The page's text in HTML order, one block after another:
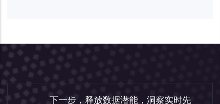
下一步，释放数据潜能，洞察实时先